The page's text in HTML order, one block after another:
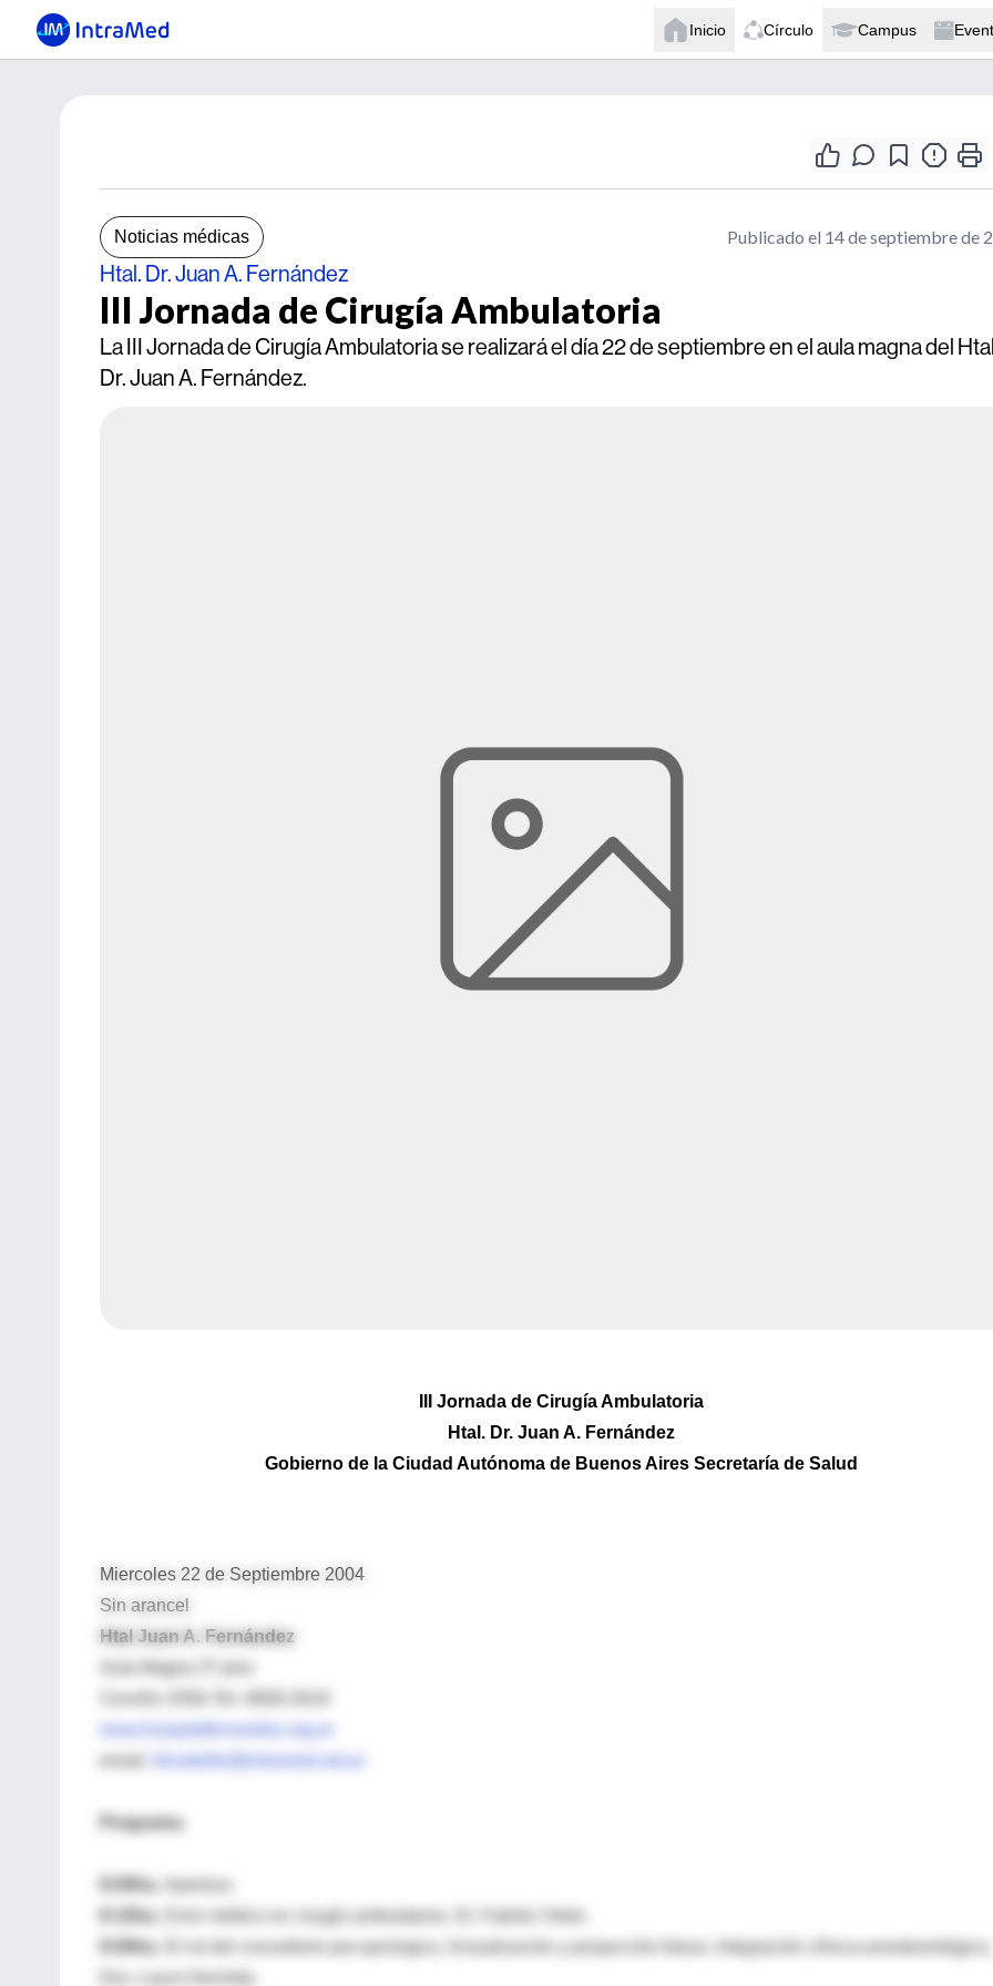
Inicio Círculo Campus
Noticias médicas Publicado el 14 de septiembre de
Htal. Dr. Juan A. Fernández
III Jornada de Cirugía Ambulatoria
La III Jornada de Cirugía Ambulatoria se realizará el día 22 de septiembre en el aula magna del
Dr. Juan A. Fernández.
III Jornada de Cirugía Ambulatoria
Htal. Dr. Juan A. Fernández
Gobierno de la Ciudad Autónoma de Buenos Aires Secretaría de Salud
Miercoles 22 de Septiembre 2004
Sin arancel
Htal Juan A. Fernández
Aula Magna 3º piso
Programa
8:00hs.
8:15hs.
Error médico en cirugía ambulatoria. Dr. Fabián Vitolo
9:00hs.
El rol del consultorio pre-quirúrgico. Actualización y proyección futura. Integración clínica-anestesiológica.